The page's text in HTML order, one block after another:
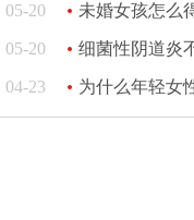
05-20 未婚女孩怎么
05-20 细菌性阴道炎
04-23 为什么年轻女